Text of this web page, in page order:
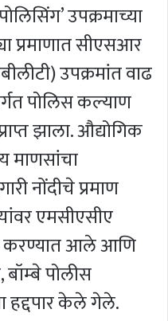
पोलिसिंग’ उपक्रमाच्या
प्रमाणात सीएसआर
उपक्रमांत वाढ
पोलिस कल्याण
झाला. औद्योगिक
माणसांचा
नोंदीचे प्रमाण
एमसीएसीए
करण्यात आले आणि
बॉम्‍बे पोलीस
हद्दपार केले गेले.